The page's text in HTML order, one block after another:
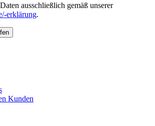
ausschließlich gemäß unserer
erklärung.
Kunden